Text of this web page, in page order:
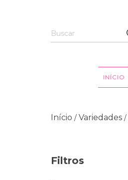
INÍCIO
Início / Variedades /
Filtros